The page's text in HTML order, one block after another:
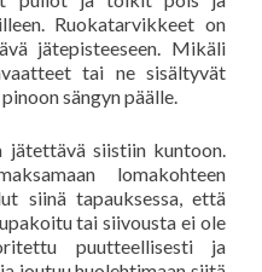
Ruokatarvikkeet on
jätepisteeseen. Mikäli
tai ne sisältyvät
sängyn päälle.
jätettävä siistiin kuntoon.
lomakohteen
siinä tapauksessa, että
tai siivousta ei ole
puutteellisesti ja